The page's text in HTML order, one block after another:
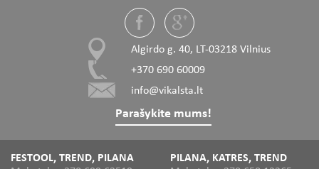
Algirdo g. 40, LT-03218 Vilnius
+370 690 60009
info@vikalsta.lt
Parašykite mums!
FESTOOL, TREND, PILANA
PILANA, KATRES, TREND